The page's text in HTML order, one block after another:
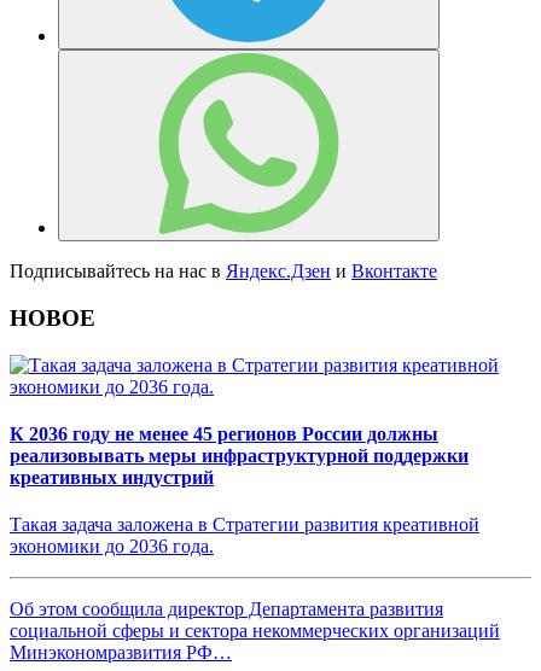
Подписывайтесь на нас в Яндекс.Дзен и Вконтакте
НОВОЕ
К 2036 году не менее 45 регионов России должны
реализовывать меры инфраструктурной поддержки
креативных индустрий
Такая задача заложена в Стратегии развития креативной
экономики до 2036 года.
Об этом сообщила директор Департамента развития
социальной сферы и сектора некоммерческих организаций
Минэкономразвития РФ…